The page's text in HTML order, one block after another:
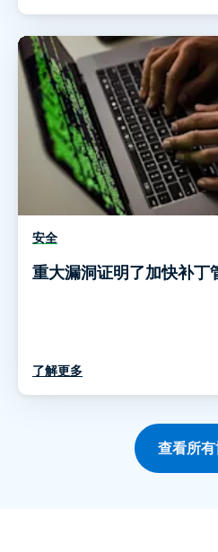
安全
重大漏洞证明了加快补丁
了解更多
查看所